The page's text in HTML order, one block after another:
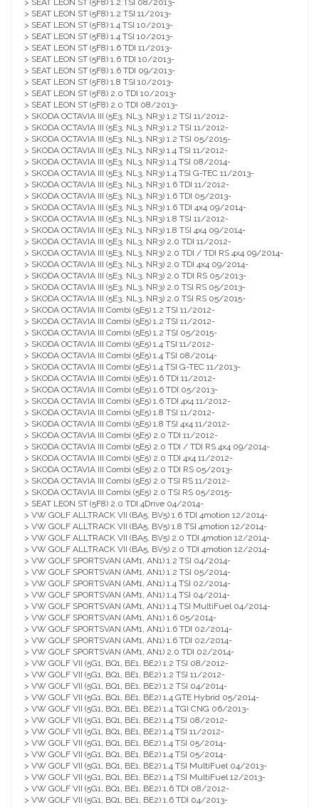
> SEAT LEON ST (5F8) 1.2 TSI 08/2013-
> SEAT LEON ST (5F8) 1.2 TSI 11/2013-
> SEAT LEON ST (5F8) 1.4 TSI 10/2013-
> SEAT LEON ST (5F8) 1.4 TSI 10/2013-
> SEAT LEON ST (5F8) 1.6 TDI 11/2013-
> SEAT LEON ST (5F8) 1.6 TDI 10/2013-
> SEAT LEON ST (5F8) 1.6 TDI 09/2013-
> SEAT LEON ST (5F8) 1.8 TSI 10/2013-
> SEAT LEON ST (5F8) 2.0 TDI 10/2013-
> SEAT LEON ST (5F8) 2.0 TDI 08/2013-
> SKODA OCTAVIA III (5E3, NL3, NR3) 1.2 TSI 11/2012-
> SKODA OCTAVIA III (5E3, NL3, NR3) 1.2 TSI 11/2012-
> SKODA OCTAVIA III (5E3, NL3, NR3) 1.2 TSI 05/2015-
> SKODA OCTAVIA III (5E3, NL3, NR3) 1.4 TSI 11/2012-
> SKODA OCTAVIA III (5E3, NL3, NR3) 1.4 TSI 08/2014-
> SKODA OCTAVIA III (5E3, NL3, NR3) 1.4 TSI G-TEC 11/2013-
> SKODA OCTAVIA III (5E3, NL3, NR3) 1.6 TDI 11/2012-
> SKODA OCTAVIA III (5E3, NL3, NR3) 1.6 TDI 05/2013-
> SKODA OCTAVIA III (5E3, NL3, NR3) 1.6 TDI 4x4 09/2014-
> SKODA OCTAVIA III (5E3, NL3, NR3) 1.8 TSI 11/2012-
> SKODA OCTAVIA III (5E3, NL3, NR3) 1.8 TSI 4x4 09/2014-
> SKODA OCTAVIA III (5E3, NL3, NR3) 2.0 TDI 11/2012-
> SKODA OCTAVIA III (5E3, NL3, NR3) 2.0 TDI / TDI RS 4x4 09/2014-
> SKODA OCTAVIA III (5E3, NL3, NR3) 2.0 TDI 4x4 09/2014-
> SKODA OCTAVIA III (5E3, NL3, NR3) 2.0 TDI RS 05/2013-
> SKODA OCTAVIA III (5E3, NL3, NR3) 2.0 TSI RS 05/2013-
> SKODA OCTAVIA III (5E3, NL3, NR3) 2.0 TSI RS 05/2015-
> SKODA OCTAVIA III Combi (5E5) 1.2 TSI 11/2012-
> SKODA OCTAVIA III Combi (5E5) 1.2 TSI 11/2012-
> SKODA OCTAVIA III Combi (5E5) 1.2 TSI 05/2015-
> SKODA OCTAVIA III Combi (5E5) 1.4 TSI 11/2012-
> SKODA OCTAVIA III Combi (5E5) 1.4 TSI 08/2014-
> SKODA OCTAVIA III Combi (5E5) 1.4 TSI G-TEC 11/2013-
> SKODA OCTAVIA III Combi (5E5) 1.6 TDI 11/2012-
> SKODA OCTAVIA III Combi (5E5) 1.6 TDI 05/2013-
> SKODA OCTAVIA III Combi (5E5) 1.6 TDI 4x4 11/2012-
> SKODA OCTAVIA III Combi (5E5) 1.8 TSI 11/2012-
> SKODA OCTAVIA III Combi (5E5) 1.8 TSI 4x4 11/2012-
> SKODA OCTAVIA III Combi (5E5) 2.0 TDI 11/2012-
> SKODA OCTAVIA III Combi (5E5) 2.0 TDI / TDI RS 4x4 09/2014-
> SKODA OCTAVIA III Combi (5E5) 2.0 TDI 4x4 11/2012-
> SKODA OCTAVIA III Combi (5E5) 2.0 TDI RS 05/2013-
> SKODA OCTAVIA III Combi (5E5) 2.0 TSI RS 11/2012-
> SKODA OCTAVIA III Combi (5E5) 2.0 TSI RS 05/2015-
> SEAT LEON ST (5F8) 2.0 TDI 4Drive 04/2014-
> VW GOLF ALLTRACK VII (BA5, BV5) 1.6 TDI 4motion 12/2014-
> VW GOLF ALLTRACK VII (BA5, BV5) 1.8 TSI 4motion 12/2014-
> VW GOLF ALLTRACK VII (BA5, BV5) 2.0 TDI 4motion 12/2014-
> VW GOLF ALLTRACK VII (BA5, BV5) 2.0 TDI 4motion 12/2014-
> VW GOLF SPORTSVAN (AM1, AN1) 1.2 TSI 04/2014-
> VW GOLF SPORTSVAN (AM1, AN1) 1.2 TSI 05/2014-
> VW GOLF SPORTSVAN (AM1, AN1) 1.4 TSI 02/2014-
> VW GOLF SPORTSVAN (AM1, AN1) 1.4 TSI 04/2014-
> VW GOLF SPORTSVAN (AM1, AN1) 1.4 TSI MultiFuel 04/2014-
> VW GOLF SPORTSVAN (AM1, AN1) 1.6 05/2014-
> VW GOLF SPORTSVAN (AM1, AN1) 1.6 TDI 02/2014-
> VW GOLF SPORTSVAN (AM1, AN1) 1.6 TDI 02/2014-
> VW GOLF SPORTSVAN (AM1, AN1) 2.0 TDI 02/2014-
> VW GOLF VII (5G1, BQ1, BE1, BE2) 1.2 TSI 08/2012-
> VW GOLF VII (5G1, BQ1, BE1, BE2) 1.2 TSI 11/2012-
> VW GOLF VII (5G1, BQ1, BE1, BE2) 1.2 TSI 04/2014-
> VW GOLF VII (5G1, BQ1, BE1, BE2) 1.4 GTE Hybrid 05/2014-
> VW GOLF VII (5G1, BQ1, BE1, BE2) 1.4 TGI CNG 06/2013-
> VW GOLF VII (5G1, BQ1, BE1, BE2) 1.4 TSI 08/2012-
> VW GOLF VII (5G1, BQ1, BE1, BE2) 1.4 TSI 11/2012-
> VW GOLF VII (5G1, BQ1, BE1, BE2) 1.4 TSI 05/2014-
> VW GOLF VII (5G1, BQ1, BE1, BE2) 1.4 TSI 05/2014-
> VW GOLF VII (5G1, BQ1, BE1, BE2) 1.4 TSI MultiFuel 04/2013-
> VW GOLF VII (5G1, BQ1, BE1, BE2) 1.4 TSI MultiFuel 12/2013-
> VW GOLF VII (5G1, BQ1, BE1, BE2) 1.6 TDI 08/2012-
> VW GOLF VII (5G1, BQ1, BE1, BE2) 1.6 TDI 04/2013-